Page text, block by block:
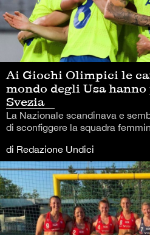
Ai Giochi Olimpici le
mondo degli Usa
Svezia
La Nazionale scandinava e
di sconfiggere la squadra
di Redazione Undici